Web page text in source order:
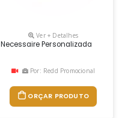
Ver + Detalhes
Necessaire Personalizada
Por: Redd Promocional
ORÇAR PRODUTO